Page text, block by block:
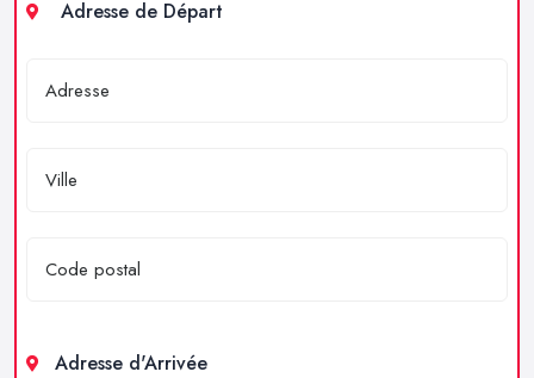
Adresse de Départ
Adresse d'Arrivée